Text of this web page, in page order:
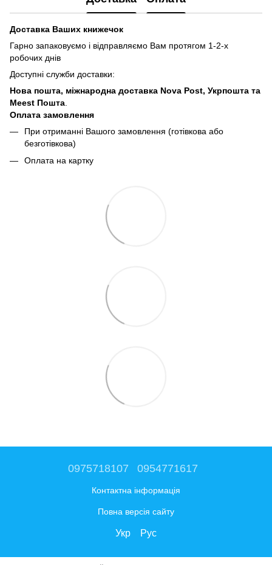
Доставка Ваших книжечок
Гарно запаковуємо і відправляємо Вам протягом 1-2-х
робочих днів
Доступні служби доставки:
Нова пошта, міжнародна доставка Nova Post, Укрпошта та
Meest Пошта
Оплата замовлення
При отриманні Вашого замовлення (готівкова або
безготівкова)
Оплата на картку
0975718107 0954771617
Контактна інформація
Повна версія сайту
Укр Рус